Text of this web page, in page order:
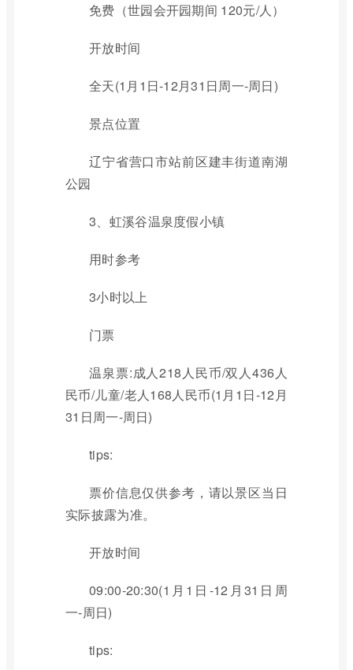
免费（世园会开园期间 120元/人）
开放时间
全天(1月1日-12月31日周一-周日)
景点位置
辽宁省营口市站前区建丰街道南湖
公园
3、虹溪谷温泉度假小镇
用时参考
3小时以上
门票
温泉票:成人218人民币/双人436人
民币/儿童/老人168人民币(1月1日-12月
31日周一-周日)
tips:
票价信息仅供参考，请以景区当日
实际披露为准。
开放时间
09:00-20:30(1月1日-12月31日周
一-周日)
tips: